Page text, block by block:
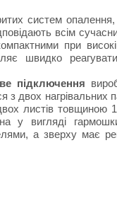
систем
всім
при
швидко
підключення
з двох нагрівальних
листів товщиною
у вигляді
а зверху має